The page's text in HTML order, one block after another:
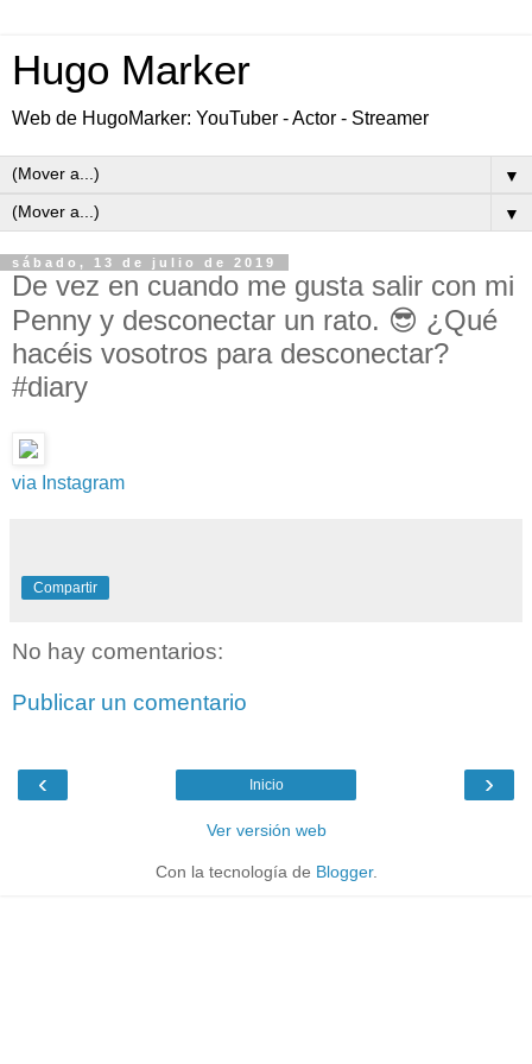
Hugo Marker
Web de HugoMarker: YouTuber - Actor - Streamer
▼
▼
sábado, 13 de julio de 2019
De vez en cuando me gusta salir con mi
Penny y desconectar un rato. 😎 ¿Qué
hacéis vosotros para desconectar?
#diary
via Instagram
Compartir
No hay comentarios:
Publicar un comentario
‹ ›
Inicio
Ver versión web
Con la tecnología de Blogger.